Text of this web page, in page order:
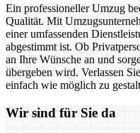
Ein professioneller Umzug
Qualität. Mit
einer umfassenden
abgestimmt ist. Ob
an Ihre Wünsche an und
übergeben wird. Verlassen
einfach wie möglich zu
Wir sind für Sie da